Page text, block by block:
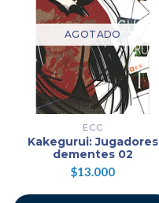
AGOTADO
ECC
Kakegurui: Jugadores
dementes 02
$13.000